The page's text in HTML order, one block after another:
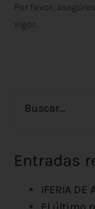
Por favor,
vigor.
Entradas
¡FERIA DE
El último